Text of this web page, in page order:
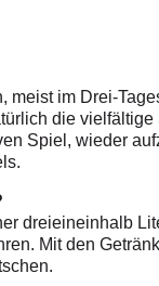
im Drei-
die
Spiel, wieder
dreieineinhalb
Mit den